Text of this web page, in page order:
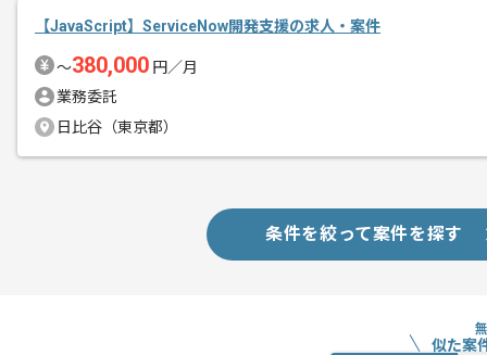
【JavaScript】ServiceNow開発支援の求人・案件
〜380,000 円／月
業務委託
日比谷（東京都）
条件を絞って案件を探す
似た案